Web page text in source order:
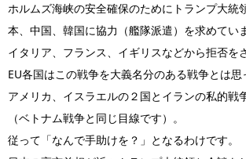
ホルムズ海峡の安全確保のためにトランプ大統
本、中国、韓国に協力（艦隊派遣）を求めてい
イタリア、フランス、イギリスなどから拒否を
EU各国はこの戦争を大義名分のある戦争とは思
アメリカ、イスラエルの２国とイランの私的戦
（ベトナム戦争と同じ目線です）。
従って「なんで手助けを？」となるわけです。